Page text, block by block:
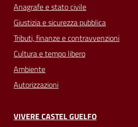
Anagrafe e stato civile
Giustizia e sicurezza pubblica
Tributi, finanze e contravvenzioni
Cultura e tempo libero
Ambiente
Autorizzazioni
VIVERE CASTEL GUELFO